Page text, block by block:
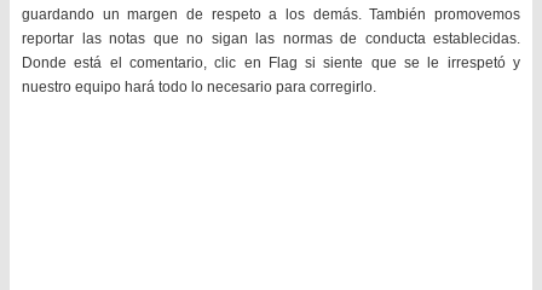
guardando un margen de respeto a los demás. También promovemos
reportar las notas que no sigan las normas de conducta establecidas.
Donde está el comentario, clic en Flag si siente que se le irrespetó y
nuestro equipo hará todo lo necesario para corregirlo.